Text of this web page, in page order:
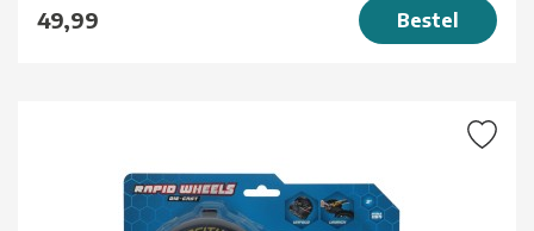
49,99 Bestel